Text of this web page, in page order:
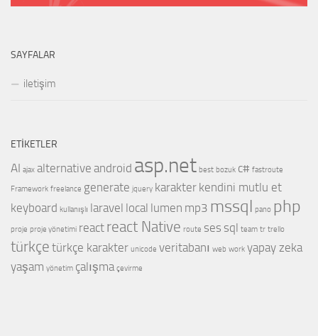
SAYFALAR
iletişim
ETIKETLER
AI ajax alternative android asp.net best bozuk c# fastroute
Framework freelance generate jquery karakter kendini mutlu et
keyboard kullanışlı laravel local lumen mp3 mssql pano php
proje proje yönetimi react react Native route ses sql team tr trello
türkçe türkçe karakter unicode veritabanı web work yapay zeka
yaşam yönetim çalışma çevirme